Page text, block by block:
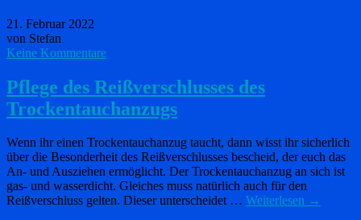
21. Februar 2022
von Stefan
Keine Kommentare
Pflege des Reißverschlusses des
Trockentauchanzugs
Wenn ihr einen Trockentauchanzug taucht, dann wisst ihr sicherlich
über die Besonderheit des Reißverschlusses bescheid, der euch das
An- und Ausziehen ermöglicht. Der Trockentauchanzug an sich ist
gas- und wasserdicht. Gleiches muss natürlich auch für den
Reißverschluss gelten. Dieser unterscheidet … Weiterlesen →